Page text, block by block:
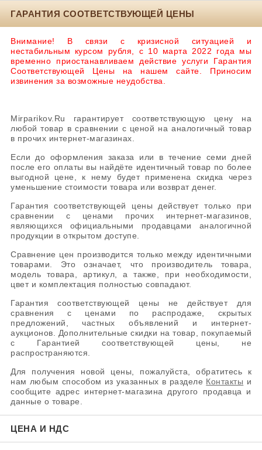
ГАРАНТИЯ СООТВЕТСТВУЮЩЕЙ ЦЕНЫ
Внимание! В связи с кризисной ситуацией и
нестабильным курсом рубля, с 10 марта 2022 года мы
временно приостанавливаем действие услуги Гарантия
Соответствующей Цены на нашем сайте. Приносим
извинения за возможные неудобства.
Mirparikov.Ru гарантирует соответствующую цену на
любой товар в сравнении с ценой на аналогичный товар
в прочих интернет-магазинах.
Если до оформления заказа или в течение семи дней
после его оплаты вы найдёте идентичный товар по более
выгодной цене, к нему будет применена скидка через
уменьшение стоимости товара или возврат денег.
Гарантия соответствующей цены действует только при
сравнении с ценами прочих интернет-магазинов,
являющихся официальными продавцами аналогичной
продукции в открытом доступе.
Сравнение цен производится только между идентичными
товарами. Это означает, что производитель товара,
модель товара, артикул, а также, при необходимости,
цвет и комплектация полностью совпадают.
Гарантия соответствующей цены не действует для
сравнения с ценами по распродаже, скрытых
предложений, частных объявлений и интернет-
аукционов. Дополнительные скидки на товар, покупаемый
с Гарантией соответствующей цены, не
распространяются.
Для получения новой цены, пожалуйста, обратитесь к
нам любым способом из указанных в разделе Контакты и
сообщите адрес интернет-магазина другого продавца и
данные о товаре.
ЦЕНА И НДС